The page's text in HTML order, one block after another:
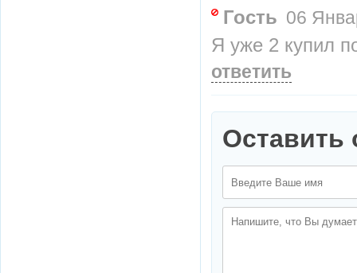
Гость 06
Я уже 2 купил
ответить
Оставить